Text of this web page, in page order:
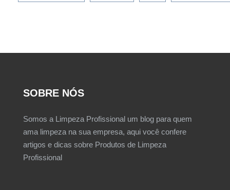
SOBRE NÓS
Somos a Limpeza Profissional um blog para quem
ama limpeza na sua empresa, aqui você confere
artigos e dicas sobre Produtos de Limpeza
Profissional